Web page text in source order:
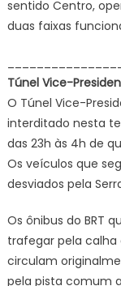
sentido Centro,
duas faixas
Túnel Vice-
O Túnel Vice-
interditado nesta
das 23h às 4h de
Os veículos que
desviados pela
Os ônibus do BRT
trafegar pela calha
circulam
pela pista comum